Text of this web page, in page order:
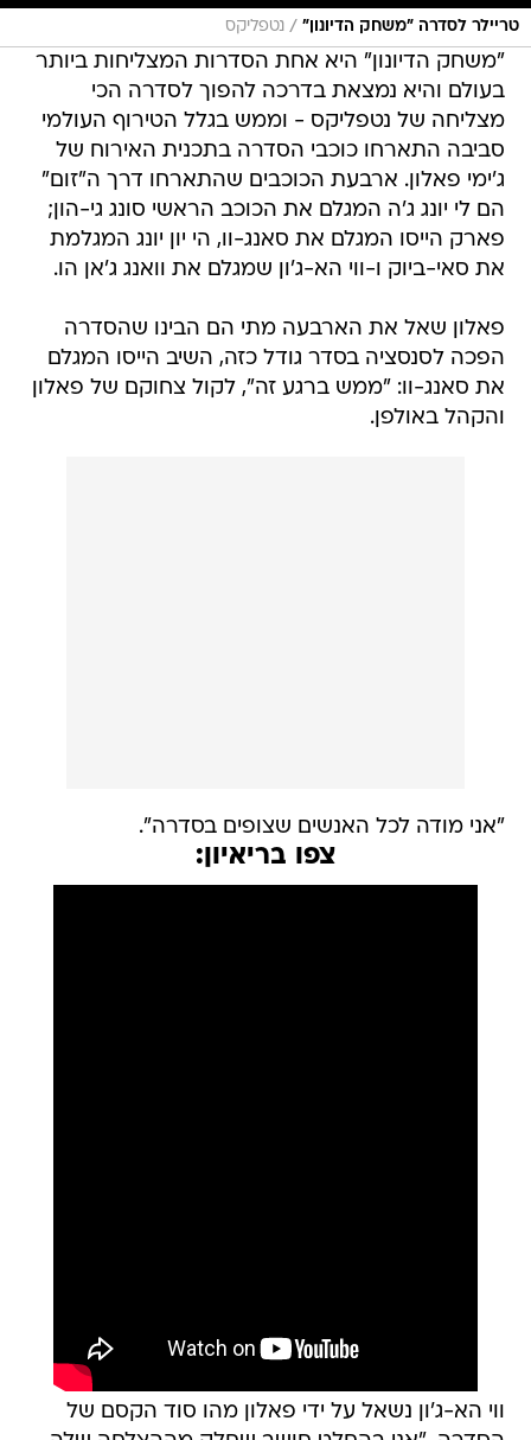
טריילר לסדרה "משחק הדיונון" / נטפליקס
"משחק הדיונון" היא אחת הסדרות המצליחות ביותר
בעולם והיא נמצאת בדרכה להפוך לסדרה הכי
מצליחה של נטפליקס - וממש בגלל הטירוף העולמי
סביבה התארחו כוכבי הסדרה בתכנית האירוח של
ג'ימי פאלון. ארבעת הכוכבים שהתארחו דרך ה"זום"
הם לי יונג ג'ה המגלם את הכוכב הראשי סונג גי-הון;
פארק הייסו המגלם את סאנג-וו, הי יון יונג המגלמת
את סאי-ביוק ו-ווי הא-ג'ון שמגלם את וואנג ג'אן הו.
פאלון שאל את הארבעה מתי הם הבינו שהסדרה
הפכה לסנסציה בסדר גודל כזה, השיב הייסו המגלם
את סאנג-וו: "ממש ברגע זה", לקול צחוקם של פאלון
והקהל באולפן.
"אני מודה לכל האנשים שצופים בסדרה".
צפו בריאיון:
ווי הא-ג'ון נשאל על ידי פאלון מהו סוד הקסם של